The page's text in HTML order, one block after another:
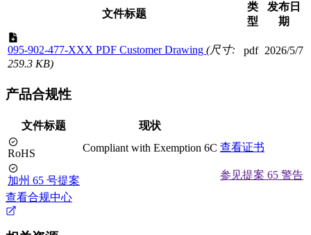
文件标题
类
型
发布日
期
095-902-477-XXX PDF Customer Drawing (尺寸:
259.3 KB)
pdf 2026/5/7
产品合规性
文件标题 现状
RoHS Compliant with Exemption 6C 查看证书
加州 65 号提案
参见提案 65 警告
查看合规中心